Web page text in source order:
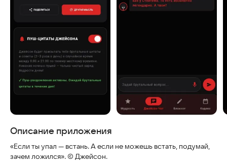
Описание приложения
«Если ты упал — встань. А если не можешь встать, подумай,
зачем ложился». © Джейсон.